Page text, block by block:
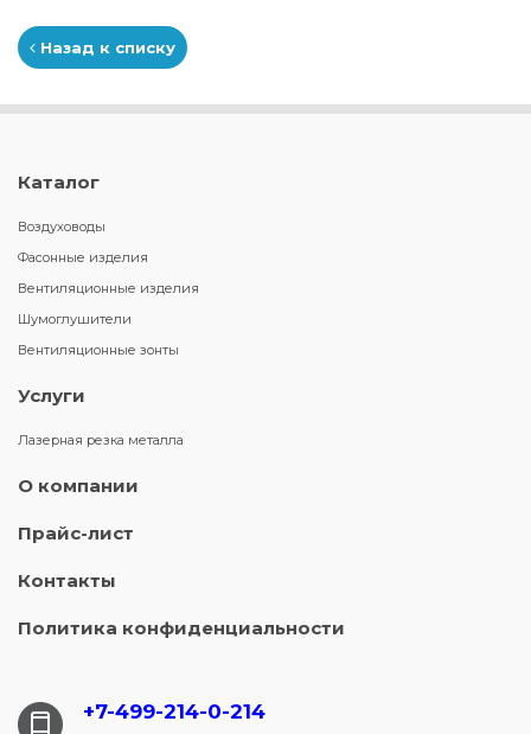
Назад к списку
Каталог
Воздуховоды
Фасонные изделия
Вентиляционные изделия
Шумоглушители
Вентиляционные зонты
Услуги
Лазерная резка металла
О компании
Прайс-лист
Контакты
Политика конфиденциальности
+7-499-214-0-214